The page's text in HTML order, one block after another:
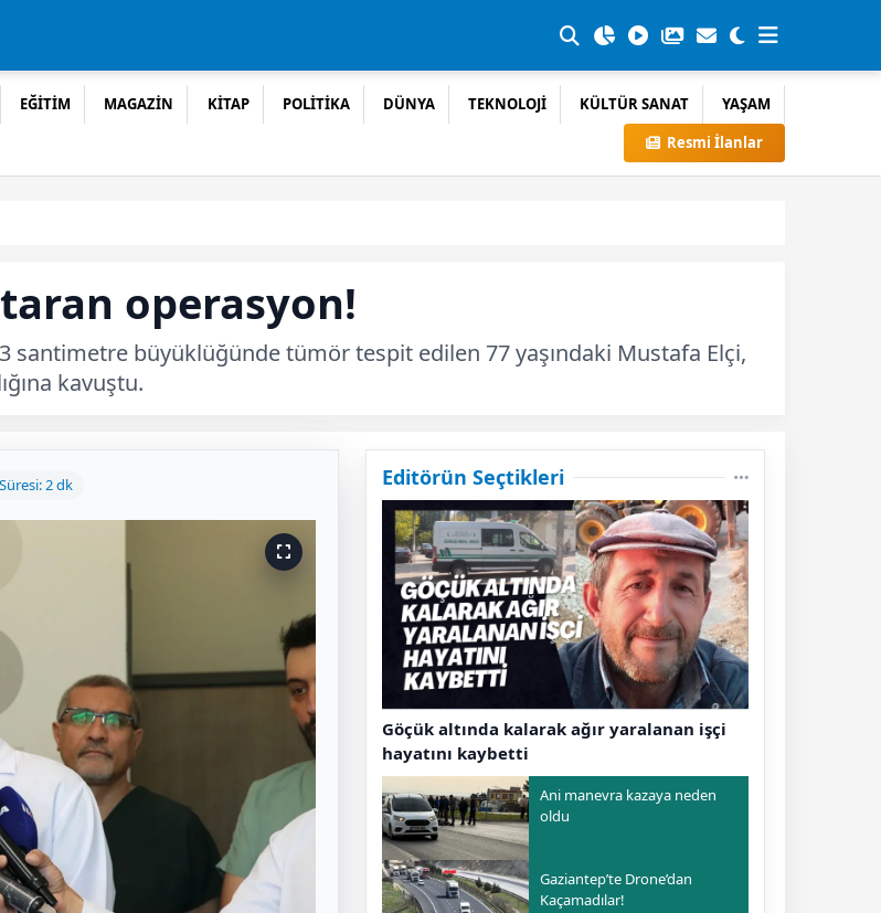
EĞİTİM MAGAZİN KİTAP POLİTİKA DÜNYA TEKNOLOJİ KÜLTÜR SANAT
YAŞAM
Resmi İlanlar
operasyon!
santimetre büyüklüğünde tümör tespit edilen 77 yaşındaki Mustafa Elçi,
kavuştu.
2 dk Editörün Seçtikleri
Göçük altında kalarak ağır yaralanan işçi
hayatını kaybetti
Ani manevra kazaya neden
oldu
Gaziantep’te Drone’dan
Kaçamadılar!